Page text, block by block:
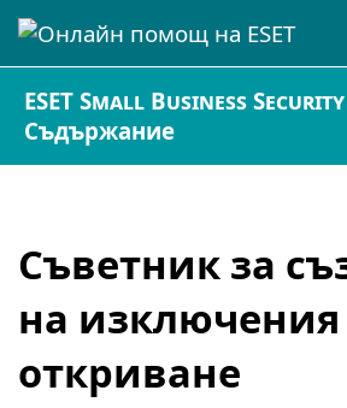
ESET Small Business
Съдържание
Съветник за
на изключения
откриване